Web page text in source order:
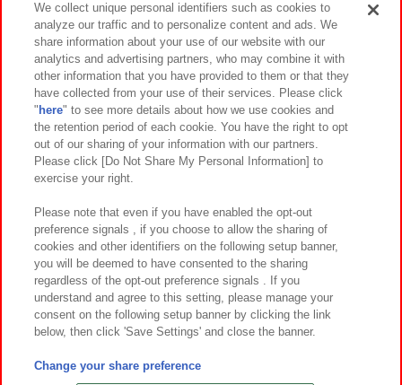
イベント・キャンペーン
関連会社 サステナビリティ サイトポリシー
プライバシーポリシー ウェブアクセシビリティ方針と検証結果
お取引先さまとともに
カスタマーハラスメント対応方針 よくあるご質問・お問い合わせ
©Bandai Namco Amusement Inc.
©Bandai Namco Amusement Lab Inc.
We collect unique personal identifiers such as cookies to
analyze our traffic and to personalize content and ads. We
share information about your use of our website with our
analytics and advertising partners, who may combine it with
other information that you have provided to them or that they
have collected from your use of their services. Please click
" here" to see more details about how we use cookies and
the retention period of each cookie. You have the right to opt
out of our sharing of your information with our partners.
Please click [Do Not Share My Personal Information] to
exercise your right.
Please note that even if you have enabled the opt-out
preference signals , if you choose to allow the sharing of
cookies and other identifiers on the following setup banner,
you will be deemed to have consented to the sharing
regardless of the opt-out preference signals . If you
understand and agree to this setting, please manage your
consent on the following setup banner by clicking the link
below, then click 'Save Settings' and close the banner.
Change your share preference